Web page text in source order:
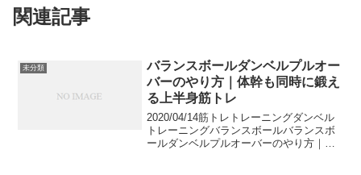
関連記事
未分類
バランスボールダンベルプルオー
バーのやり方｜体幹も同時に鍛え
る上半身筋トレ
2020/04/14筋トレトレーニングダンベル
トレーニングバランスボールバランスボ
ールダンベルプルオーバーのやり方｜体